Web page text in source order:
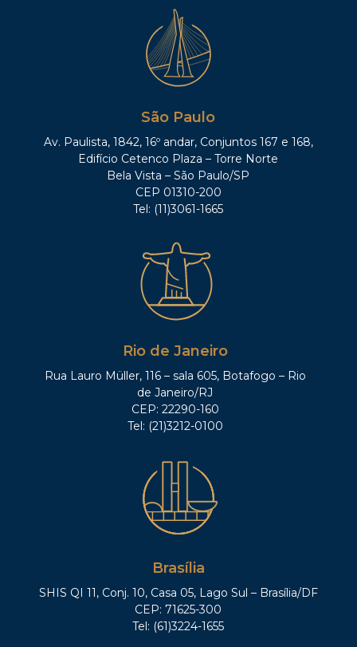
São Paulo
Av. Paulista, 1842, 16º andar, Conjuntos 167 e 168,
Edifício Cetenco Plaza – Torre Norte
Bela Vista – São Paulo/SP
CEP 01310-200
Tel: (11)3061-1665
Rio de Janeiro
Rua Lauro Müller, 116 – sala 605, Botafogo – Rio
de Janeiro/RJ
CEP: 22290-160
Tel: (21)3212-0100
Brasília
SHIS QI 11, Conj. 10, Casa 05, Lago Sul – Brasília/DF
CEP: 71625-300
Tel: (61)3224-1655